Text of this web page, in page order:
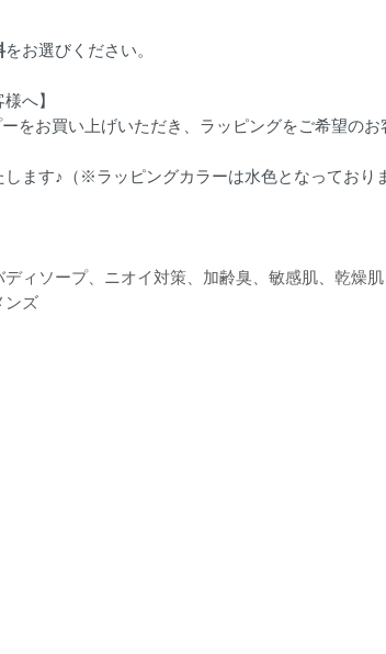
をお選びください。
へ】
をお買い上げいただき、ラッピングをご希望の
ます♪（※ラッピングカラーは水色となっており
ィソープ、ニオイ対策、加齢臭、敏感肌、乾燥
ンズ